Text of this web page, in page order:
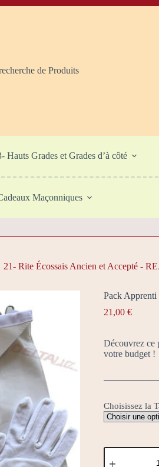
de Produits
Hauts Grades et Grades d’à côté
Maçonniques
21- Rite Écossais Ancien et Accepté -
Pack Apprenti
21,00€
Découvrez ce
votre budget !
Choisissez la
quantité
de